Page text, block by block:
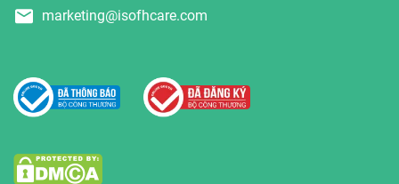
marketing@isofhcare.com